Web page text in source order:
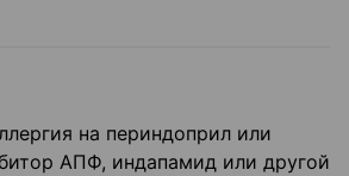
на периндоприл или
АПФ, индапамид или другой